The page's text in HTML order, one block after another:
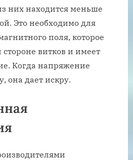
них находится меньше
Это необходимо для
поля, которое
стороне витков и имеет
Когда напряжение
она дает искру.